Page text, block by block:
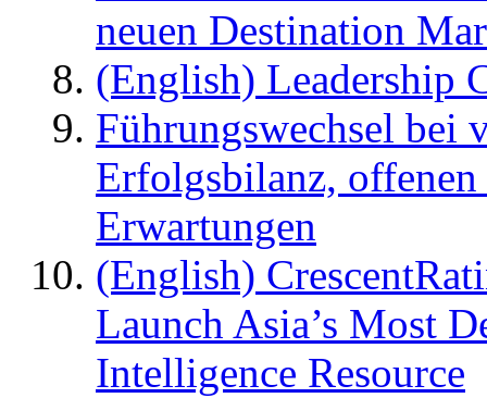
neuen Destination
(English) Leadership
Führungswechsel bei
Erfolgsbilanz,
Erwartungen
(English)
Launch Asia’s Most
Intelligence Resource